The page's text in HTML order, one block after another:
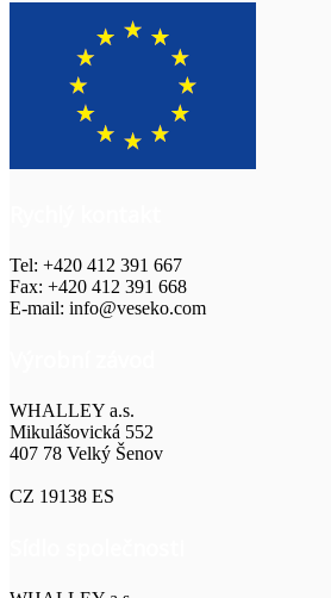
Tel: +420 412 391 667
Fax: +420 412 391 668
E-mail: info@veseko.com
WHALLEY a.s.
Mikulášovická 552
407 78 Velký Šenov
CZ 19138 ES